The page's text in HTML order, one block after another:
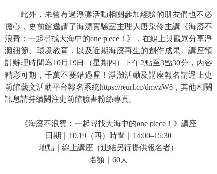
性
別
平
等
專
區
友
此外，未曾有過淨灘活動相關參加經驗的朋友們也不必
擔心，史前館邀請了海漂實驗室主理人唐采伶主講《海廢不
浪費：一起尋找大海中的one piece ！》，在線上與觀眾分享淨
灘細節、環境教育，以及近期海廢再生的創作成果。講座預
計辦理時間為10月 19日（星期四）下午2點至3點30分，內容
精彩可期，千萬不要錯過喔！淨灘活動及講座報名請逕上史
前館藝文活動平台報名系統https://reurl.cc/dmyzW6，其他相關
訊息請持續關注史前館臉書粉絲專頁。
《海廢不浪費：一起尋找大海中的one piece ！》講座
日期｜ 10.19 （四）時間｜ 14:00–15:30
地點｜線上講座（連結另行提供報名者）
名額｜ 60 人